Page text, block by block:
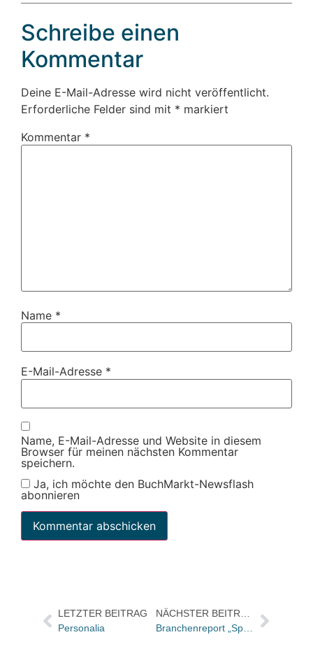
Schreibe einen
Kommentar
Deine E-Mail-Adresse wird nicht veröffentlicht.
Erforderliche Felder sind mit * markiert
Kommentar *
Name *
E-Mail-Adresse *
Name, E-Mail-Adresse und Website in diesem
Browser für meinen nächsten Kommentar
speichern.
Ja, ich möchte den BuchMarkt-Newsflash
abonnieren
LETZTER BEITRAG
Personalia